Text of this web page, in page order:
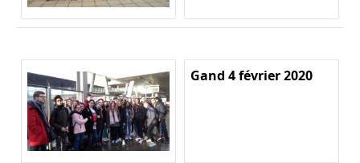
Gand 4 février 2020